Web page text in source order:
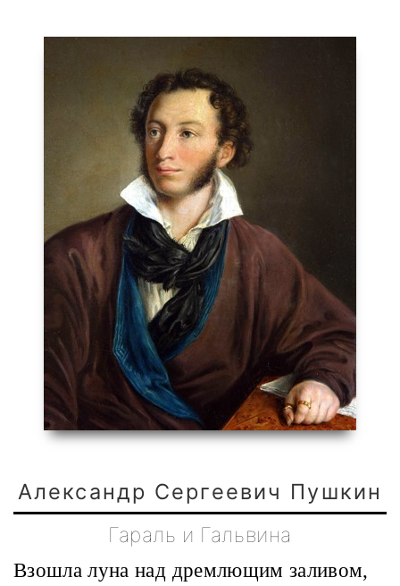
Александр Сергеевич Пушкин
Гараль и Гальвина
Взошла луна над дремлющим заливом,